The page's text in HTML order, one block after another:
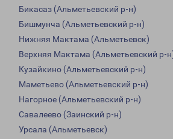
Бикасаз (Альметьевский р-н)
Бишмунча (Альметьевский р-н)
Нижняя Мактама (Альметьевск)
Верхняя Мактама (Альметьевский р-
Кузайкино (Альметьевский р-н)
Маметьево (Альметьевский р-н)
Нагорное (Альметьевский р-н)
Савалеево (Заинский р-н)
Урсала (Альметьевск)